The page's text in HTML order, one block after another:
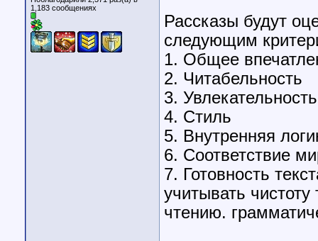
1,183 сообщениях
Рассказы будут
следующим
1. Общее
2. Читабельность
3. Увлекательность
4. Стиль
5. Внутренняя
6. Соответствие
7. Готовность
учитывать
чтению.